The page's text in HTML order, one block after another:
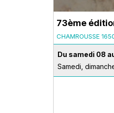
73ème
CHAMROUSSE
Du samedi 08
Samedi,